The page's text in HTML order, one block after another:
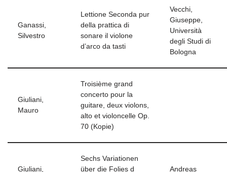
Ganassi,
Silvestro
Lettione Seconda pur
della prattica di
sonare il violone
d’arco da tasti
Vecchi,
Giuseppe,
Università
degli Studi di
Bologna
Giuliani,
Mauro
Troisième grand
concerto pour la
guitare, deux violons,
alto et violoncelle Op.
70 (Kopie)
Giuliani,
Sechs Variationen
über die Folies d
Andreas